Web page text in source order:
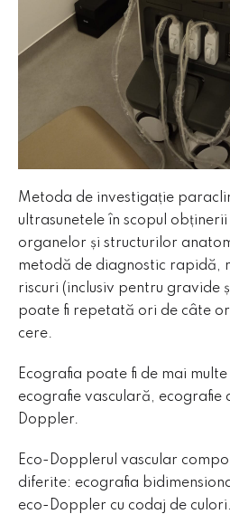
Metoda de investigație
ultrasunetele în scopul
organelor și structurilor
metodă de diagnostic rapidă,
riscuri (inclusiv pentru gravide
poate fi repetată ori de câte
cere.
Ecografia poate fi de mai multe
ecografie vasculară, ecografie
Doppler.
Eco-Dopplerul vascular
diferite: ecografia
eco-Doppler cu codaj de culori.
Alegerea dumneavoastră
FIŞIERE COOKIE
Aceste cookies sunt strict
funcţionarea site-ului și nu
Vizualizarea modulelor cookie
Vă rugăm să alegeţi care